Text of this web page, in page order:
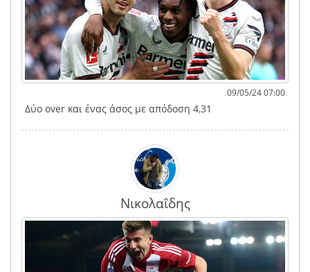
09/05/24 07:00
Δύο over και ένας άσος με απόδοση 4,31
Νικολαΐδης